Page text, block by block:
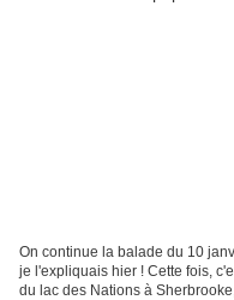
On continue la balade du 10
je l'expliquais hier ! Cette fois,
du lac des Nations à